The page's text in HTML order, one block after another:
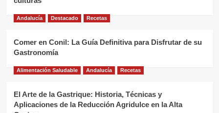
Andalucía Destacado Recetas
Comer en Conil: La Guía Definitiva para Disfrutar de su
Gastronomía
Alimentación Saludable Andalucía Recetas
El Arte de la Gastrique: Historia, Técnicas y
Aplicaciones de la Reducción Agridulce en la Alta